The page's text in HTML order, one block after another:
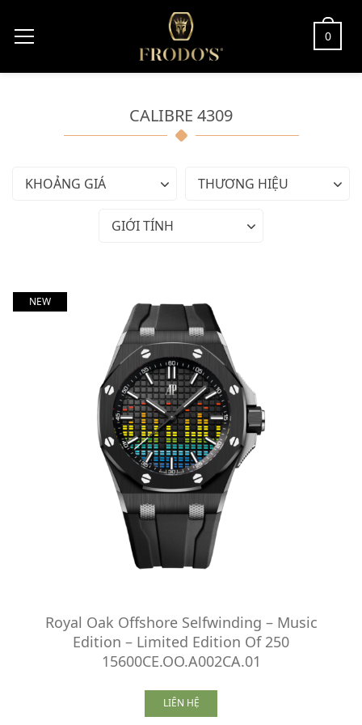
0
CALIBRE 4309
KHOẢNG GIÁ THƯƠNG HIỆU
GIỚI TÍNH
NEW
Royal Oak Offshore Selfwinding – Music
Edition – Limited Edition Of 250
15600CE.OO.A002CA.01
LIÊN HỆ